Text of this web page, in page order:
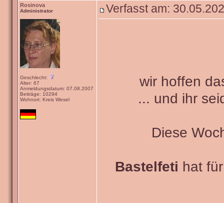
Rosinova
Administrator
Geschlecht:
Alter: 67
Anmeldungsdatum: 07.08.2007
Beiträge: 10294
Wohnort: Kreis Wesel
Verfasst am:
wir hoffen
... und ihr
Diese
Bastelfeti hat